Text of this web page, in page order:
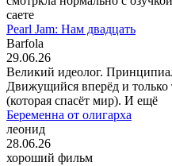
саете
Pearl Jam: Нам двадцать
Barfola
29.06.26
Великий идеолог.
Движущийся вперёд и только
(которая спасёт мир). И ещё
Беременна от олигарха
леонид
28.06.26
хороший фильм